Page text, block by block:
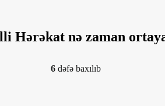
Hərəkat nə zaman
6 dəfə baxılıb